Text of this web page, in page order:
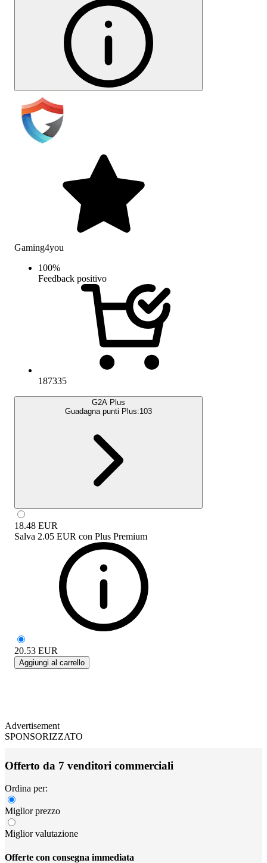
Gaming4you
100%
Feedback positivo
187335
G2A Plus
Guadagna punti Plus:103
18.48 EUR
Salva 2.05 EUR con Plus Premium
20.53 EUR
Aggiungi al carrello
Advertisement
SPONSORIZZATO
Offerto da 7 venditori commerciali
Ordina per:
Miglior prezzo
Miglior valutazione
Offerte con consegna immediata